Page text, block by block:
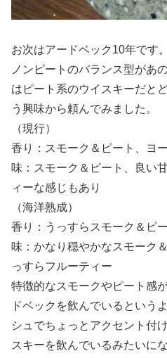
お次はアードベック10年です。
ノンピートのバランス型があ
はピート系のウイスキーだと
う興味から頼んでみました。
（現行）
香り：スモーク＆ピート、ヨ
味：スモーク＆ピート、良い
ィーな感じもあり
（海洋熟成）
香り：うっすらスモーク＆ピ
味：かなり穏やかなスモーク
っすらフルーティー
特徴的なスモークやピート感
ドベックを飲んでいるという
シュでちょっとアクセント付
スキーを飲んでいるみたいに